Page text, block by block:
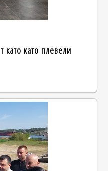
като като плевели